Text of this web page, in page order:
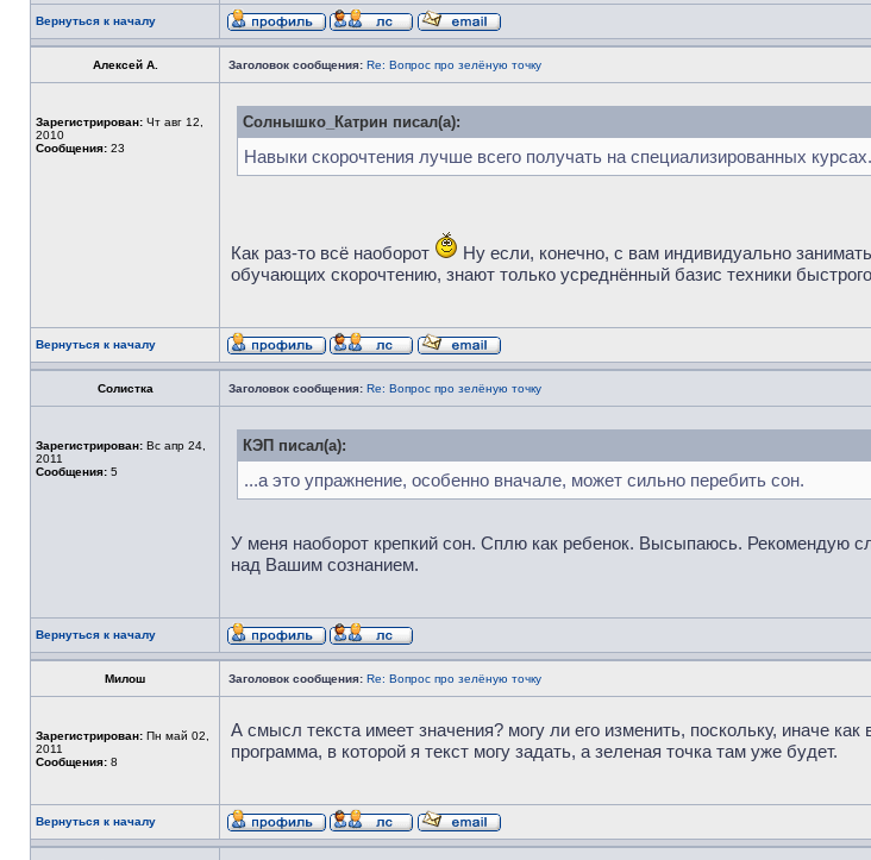
Вернуться к началу
Алексей А. Заголовок сообщения: Re: Вопрос про зелёную точку
Зарегистрирован: Чт авг 12,
2010
Сообщения: 23
Солнышко_Катрин писал(а):
Навыки скорочтения лучше всего получать на специализированных курсах.
Как раз-то всё наоборот
Ну если, конечно, с вам индивидуально
обучающих скорочтению, знают только усреднённый базис техники
Вернуться к началу
Солистка Заголовок сообщения: Re: Вопрос про зелёную точку
Зарегистрирован: Вс апр 24,
2011
Сообщения: 5
КЭП писал(а):
...а это упражнение, особенно вначале, может сильно перебить сон.
У меня наоборот крепкий сон. Сплю как ребенок. Высыпаюсь. Рекомендую
над Вашим сознанием.
Вернуться к началу
Милош Заголовок сообщения: Re: Вопрос про зелёную точку
Зарегистрирован: Пн май 02,
2011
Сообщения: 8
А смысл текста имеет значения? могу ли его изменить, поскольку, иначе
программа, в которой я текст могу задать, а зеленая точка там уже будет.
Вернуться к началу